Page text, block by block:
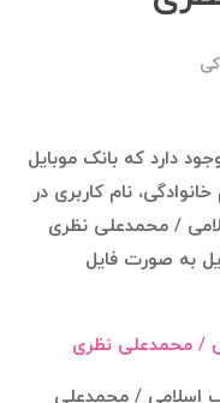
دارد که بانک موبایل
نام کاربری در
/ محمدعلی نظری
به صورت فایل
/ محمدعلی نظری
اسلامی / محمدعلی